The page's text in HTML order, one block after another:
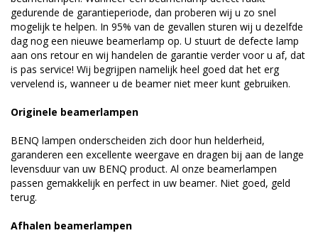
gedurende de garantieperiode, dan proberen wij u zo snel
mogelijk te helpen. In 95% van de gevallen sturen wij u dezelfde
dag nog een nieuwe beamerlamp op. U stuurt de defecte lamp
aan ons retour en wij handelen de garantie verder voor u af, dat
is pas service! Wij begrijpen namelijk heel goed dat het erg
vervelend is, wanneer u de beamer niet meer kunt gebruiken.
Originele beamerlampen
BENQ lampen onderscheiden zich door hun helderheid,
garanderen een excellente weergave en dragen bij aan de lange
levensduur van uw BENQ product. Al onze beamerlampen
passen gemakkelijk en perfect in uw beamer. Niet goed, geld
terug.
Afhalen beamerlampen